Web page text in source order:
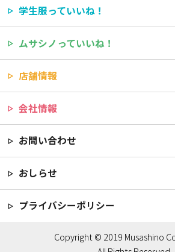
学生服っていいね！
ムサシノっていいね！
店舗情報
会社情報
お問い合わせ
おしらせ
プライバシーポリシー
Copyright © 2019 Musashino